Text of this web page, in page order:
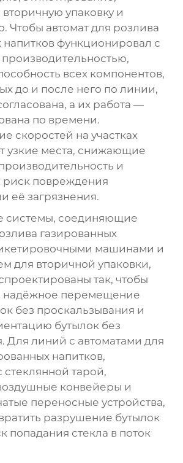
упаковку и
Чтобы автомат для розлива
напитков функционировал с
всех компонентов,
до и после него по линии,
а их работа —
по времени.
скоростей на участках
узкие места, снижающие
и
повреждения
её загрязнения.
системы, соединяющие
газированных
машинами и
для вторичной упаковки,
так, чтобы
надёжное перемещение
без проскальзывания и
бутылок без
Для линий с автоматами для
напитков,
тарой,
конвейеры и
переносные устройства,
разрушение бутылок
попадания стекла в поток